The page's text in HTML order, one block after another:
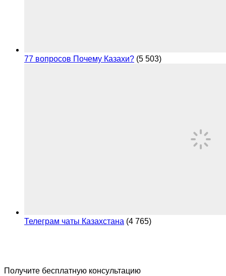
77 вопросов Почему Казахи? (5 503)
Телеграм чаты Казахстана (4 765)
Получите бесплатную консультацию